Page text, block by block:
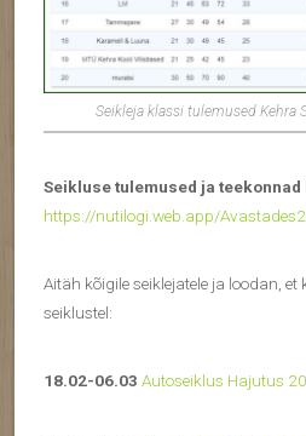
Seikleja klassi tulemused Kehra
Seikluse tulemused ja teekonnad
https://nutilogi.web.app/
Aitäh kõigile seiklejatele ja loodan,
seiklustel:
18.02-06.03 Autoseiklus Hajutus